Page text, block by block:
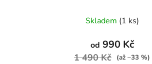
Skladem (1 ks)
od 990 Kč
1 490 Kč (až –33 %)